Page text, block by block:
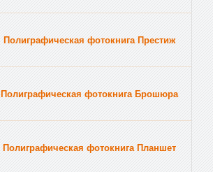
Полиграфическая фотокнига Престиж
Полиграфическая фотокнига Брошюра
Полиграфическая фотокнига Планшет